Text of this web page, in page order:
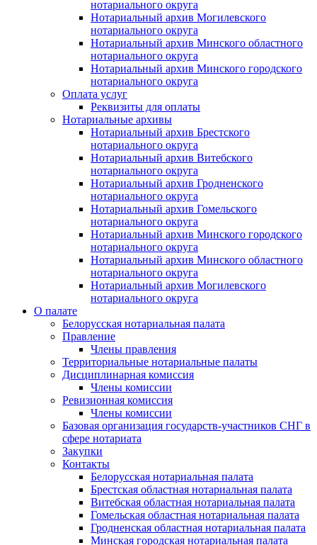
нотариального округа
Нотариальный архив Могилевского
нотариального округа
Нотариальный архив Минского областного
нотариального округа
Нотариальный архив Минского городского
нотариального округа
Оплата услуг
Реквизиты для оплаты
Нотариальные архивы
Нотариальный архив Брестского
нотариального округа
Нотариальный архив Витебского
нотариального округа
Нотариальный архив Гродненского
нотариального округа
Нотариальный архив Гомельского
нотариального округа
Нотариальный архив Минского городского
нотариального округа
Нотариальный архив Минского областного
нотариального округа
Нотариальный архив Могилевского
нотариального округа
О палате
Белорусская нотариальная палата
Правление
Члены правления
Территориальные нотариальные палаты
Дисциплинарная комиссия
Члены комиссии
Ревизионная комиссия
Члены комиссии
Базовая организация государств-участников СНГ в
сфере нотариата
Закупки
Контакты
Белорусская нотариальная палата
Брестская областная нотариальная палата
Витебская областная нотариальная палата
Гомельская областная нотариальная палата
Гродненская областная нотариальная палата
Минская городская нотариальная палата